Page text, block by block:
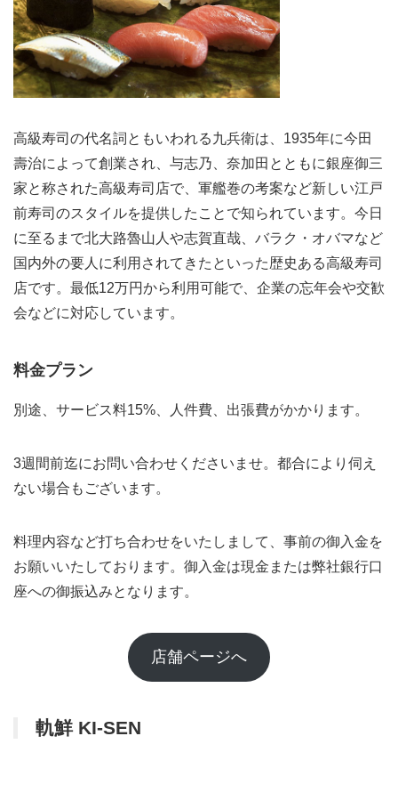
高級寿司の代名詞ともいわれる九兵衛は、1935年に今田
壽治によって創業され、与志乃、奈加田とともに銀座御三
家と称された高級寿司店で、軍艦巻の考案など新しい江戸
前寿司のスタイルを提供したことで知られています。今日
に至るまで北大路魯山人や志賀直哉、バラク・オバマなど
国内外の要人に利用されてきたといった歴史ある高級寿司
店です。最低12万円から利用可能で、企業の忘年会や交歓
会などに対応しています。
料金プラン
別途、サービス料15%、人件費、出張費がかかります。
3週間前迄にお問い合わせくださいませ。都合により伺え
ない場合もございます。
料理内容など打ち合わせをいたしまして、事前の御入金を
お願いいたしております。御入金は現金または弊社銀行口
座への御振込みとなります。
店舗ページへ
軌鮮 KI-SEN